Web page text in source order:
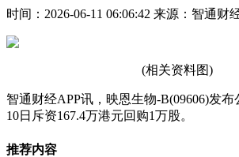
时间：2026-06-11 06:06:42 来源：智通财
(相关资料图)
智通财经APP讯，映恩生物-B(09606)发布
10日斥资167.4万港元回购1万股。
推荐内容